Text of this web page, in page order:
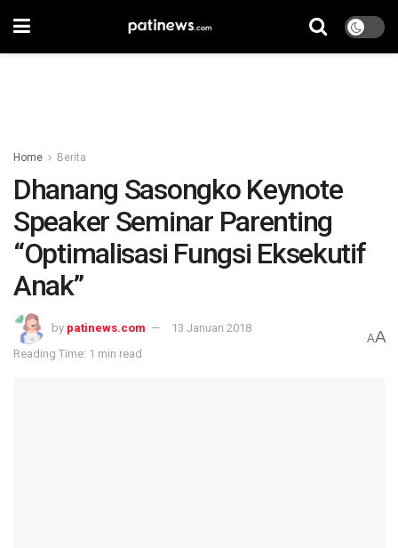
Home Berita
Dhanang Sasongko Keynote
Speaker Seminar Parenting
“Optimalisasi Fungsi Eksekutif
Anak”
by patinews.com
13 Januari 2018
Reading Time: 1 min read
AA